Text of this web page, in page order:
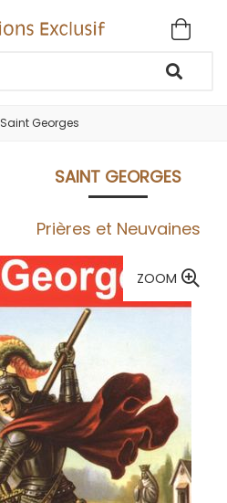
Saint Georges
SAINT GEORGES
Prières et Neuvaines
ZOOM